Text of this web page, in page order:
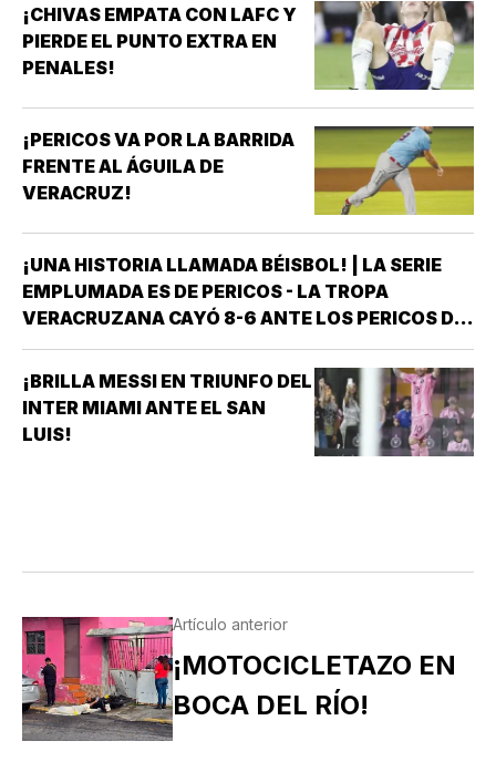
¡CHIVAS EMPATA CON LAFC Y
PIERDE EL PUNTO EXTRA EN
PENALES!
¡PERICOS VA POR LA BARRIDA
FRENTE AL ÁGUILA DE
VERACRUZ!
¡UNA HISTORIA LLAMADA BÉISBOL! | LA SERIE
EMPLUMADA ES DE PERICOS - LA TROPA
VERACRUZANA CAYÓ 8-6 ANTE LOS PERICOS DE
PUEBLA EN EL SEGUNDO JUEGO DE LA ÚLTIMA
SERIE DE LA TEMPORADA REGULAR EN EL
ESTADIO HERMANOS SERDÁN, CON LO QUE LOS
POBLANOS…
¡BRILLA MESSI EN TRIUNFO DEL
INTER MIAMI ANTE EL SAN
LUIS!
Artículo anterior
¡MOTOCICLETAZO EN
BOCA DEL RÍO!